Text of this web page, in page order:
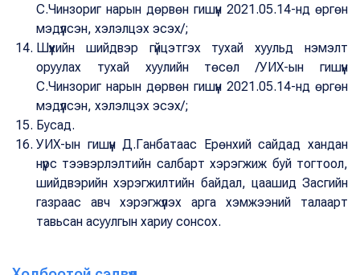
С.Чинзориг нарын дөрвөн гишүүн 2021.05.14-нд өргөн
мэдүүлсэн, хэлэлцэх эсэх/;
Шүүхийн шийдвэр гүйцэтгэх тухай хуульд нэмэлт
оруулах тухай хуулийн төсөл /УИХ-ын гишүүн
С.Чинзориг нарын дөрвөн гишүүн 2021.05.14-нд өргөн
мэдүүлсэн, хэлэлцэх эсэх/;
Бусад.
УИХ-ын гишүүн Д.Ганбатаас Ерөнхий сайдад хандан
нүүрс тээвэрлэлтийн салбарт хэрэгжиж буй тогтоол,
шийдвэрийн хэрэгжилтийн байдал, цаашид Засгийн
газраас авч хэрэгжүүлэх арга хэмжээний талаарт
тавьсан асуулгын хариу сонсох.